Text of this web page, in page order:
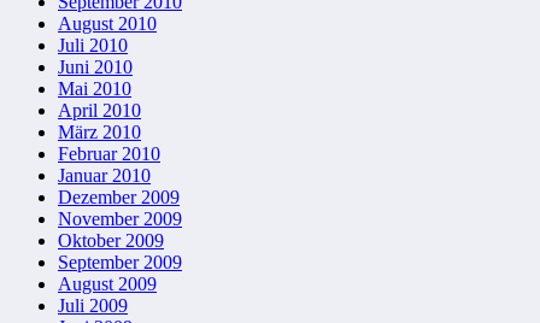
August 2010
Juli 2010
Juni 2010
Mai 2010
April 2010
März 2010
Februar 2010
Januar 2010
Dezember 2009
November 2009
Oktober 2009
September 2009
August 2009
Juli 2009